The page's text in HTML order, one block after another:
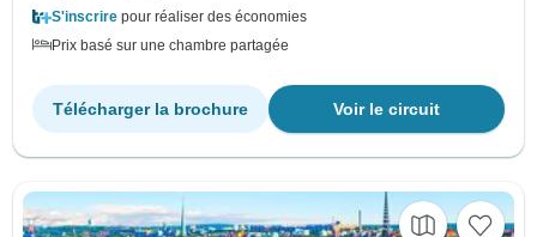
S'inscrire pour réaliser des économies
Prix basé sur une chambre partagée
Voir le circuit
Télécharger la brochure